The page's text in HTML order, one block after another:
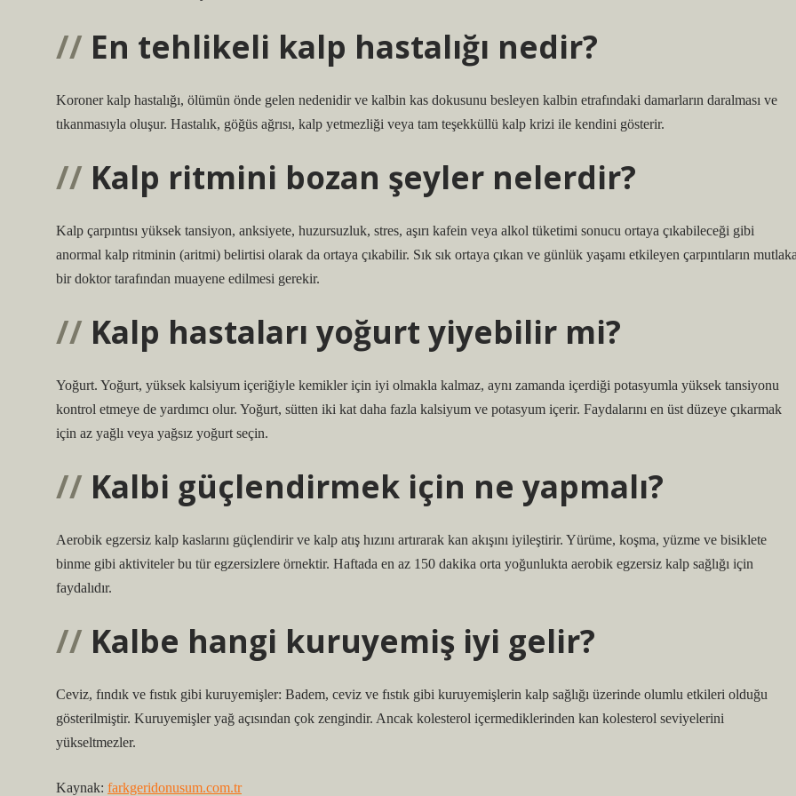
En tehlikeli kalp hastalığı nedir?
Koroner kalp hastalığı, ölümün önde gelen nedenidir ve kalbin kas dokusunu besleyen kalbin etrafındaki damarların daralması ve
tıkanmasıyla oluşur. Hastalık, göğüs ağrısı, kalp yetmezliği veya tam teşekküllü kalp krizi ile kendini gösterir.
Kalp ritmini bozan şeyler nelerdir?
Kalp çarpıntısı yüksek tansiyon, anksiyete, huzursuzluk, stres, aşırı kafein veya alkol tüketimi sonucu ortaya çıkabileceği gibi
anormal kalp ritminin (aritmi) belirtisi olarak da ortaya çıkabilir. Sık sık ortaya çıkan ve günlük yaşamı etkileyen çarpıntıların
bir doktor tarafından muayene edilmesi gerekir.
Kalp hastaları yoğurt yiyebilir mi?
Yoğurt. Yoğurt, yüksek kalsiyum içeriğiyle kemikler için iyi olmakla kalmaz, aynı zamanda içerdiği potasyumla yüksek tansiyonu
kontrol etmeye de yardımcı olur. Yoğurt, sütten iki kat daha fazla kalsiyum ve potasyum içerir. Faydalarını en üst düzeye çıkarmak
için az yağlı veya yağsız yoğurt seçin.
Kalbi güçlendirmek için ne yapmalı?
Aerobik egzersiz kalp kaslarını güçlendirir ve kalp atış hızını artırarak kan akışını iyileştirir. Yürüme, koşma, yüzme ve bisiklete
binme gibi aktiviteler bu tür egzersizlere örnektir. Haftada en az 150 dakika orta yoğunlukta aerobik egzersiz kalp sağlığı için
faydalıdır.
Kalbe hangi kuruyemiş iyi gelir?
Ceviz, fındık ve fıstık gibi kuruyemişler: Badem, ceviz ve fıstık gibi kuruyemişlerin kalp sağlığı üzerinde olumlu etkileri olduğu
gösterilmiştir. Kuruyemişler yağ açısından çok zengindir. Ancak kolesterol içermediklerinden kan kolesterol seviyelerini
yükseltmezler.
Kaynak: farkgeridonusum.com.tr